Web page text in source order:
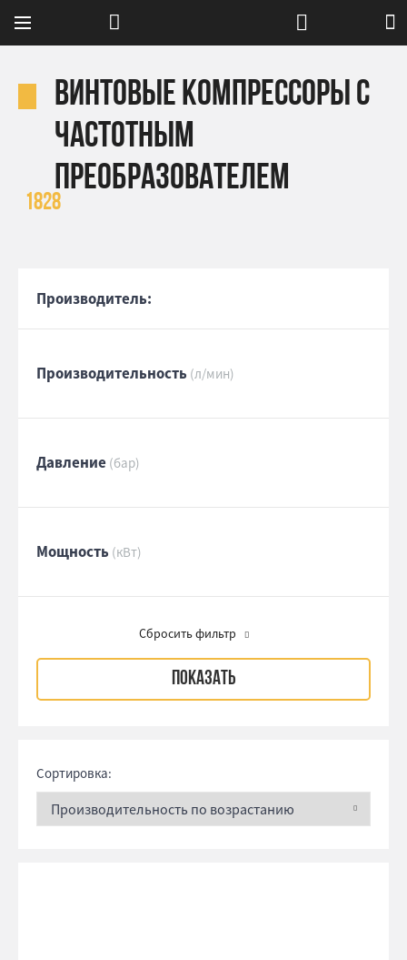
Винтовые компрессоры с
частотным
преобразователем
1828
Производитель:
Производительность (л/мин)
Давление (бар)
Мощность (кВт)
Сбросить фильтр
Сортировка: